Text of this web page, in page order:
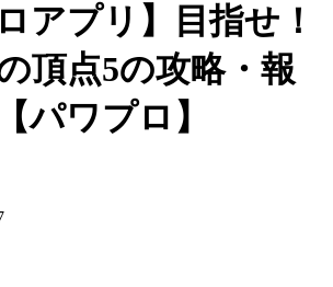
アプリ】目指せ！
頂点5の攻略・報
パワプロ】